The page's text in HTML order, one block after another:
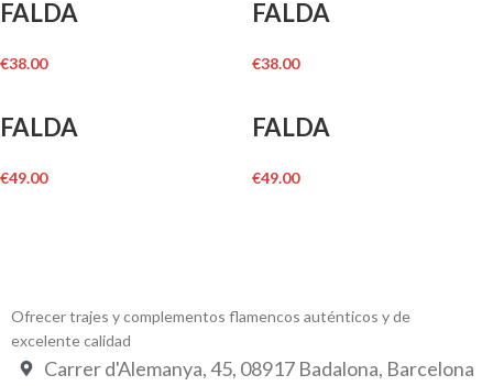
FALDA
€38.00
FALDA
€38.00
FALDA
€49.00
FALDA
€49.00
Ofrecer trajes y complementos flamencos auténticos y de
excelente calidad
Carrer d'Alemanya, 45, 08917 Badalona, Barcelona